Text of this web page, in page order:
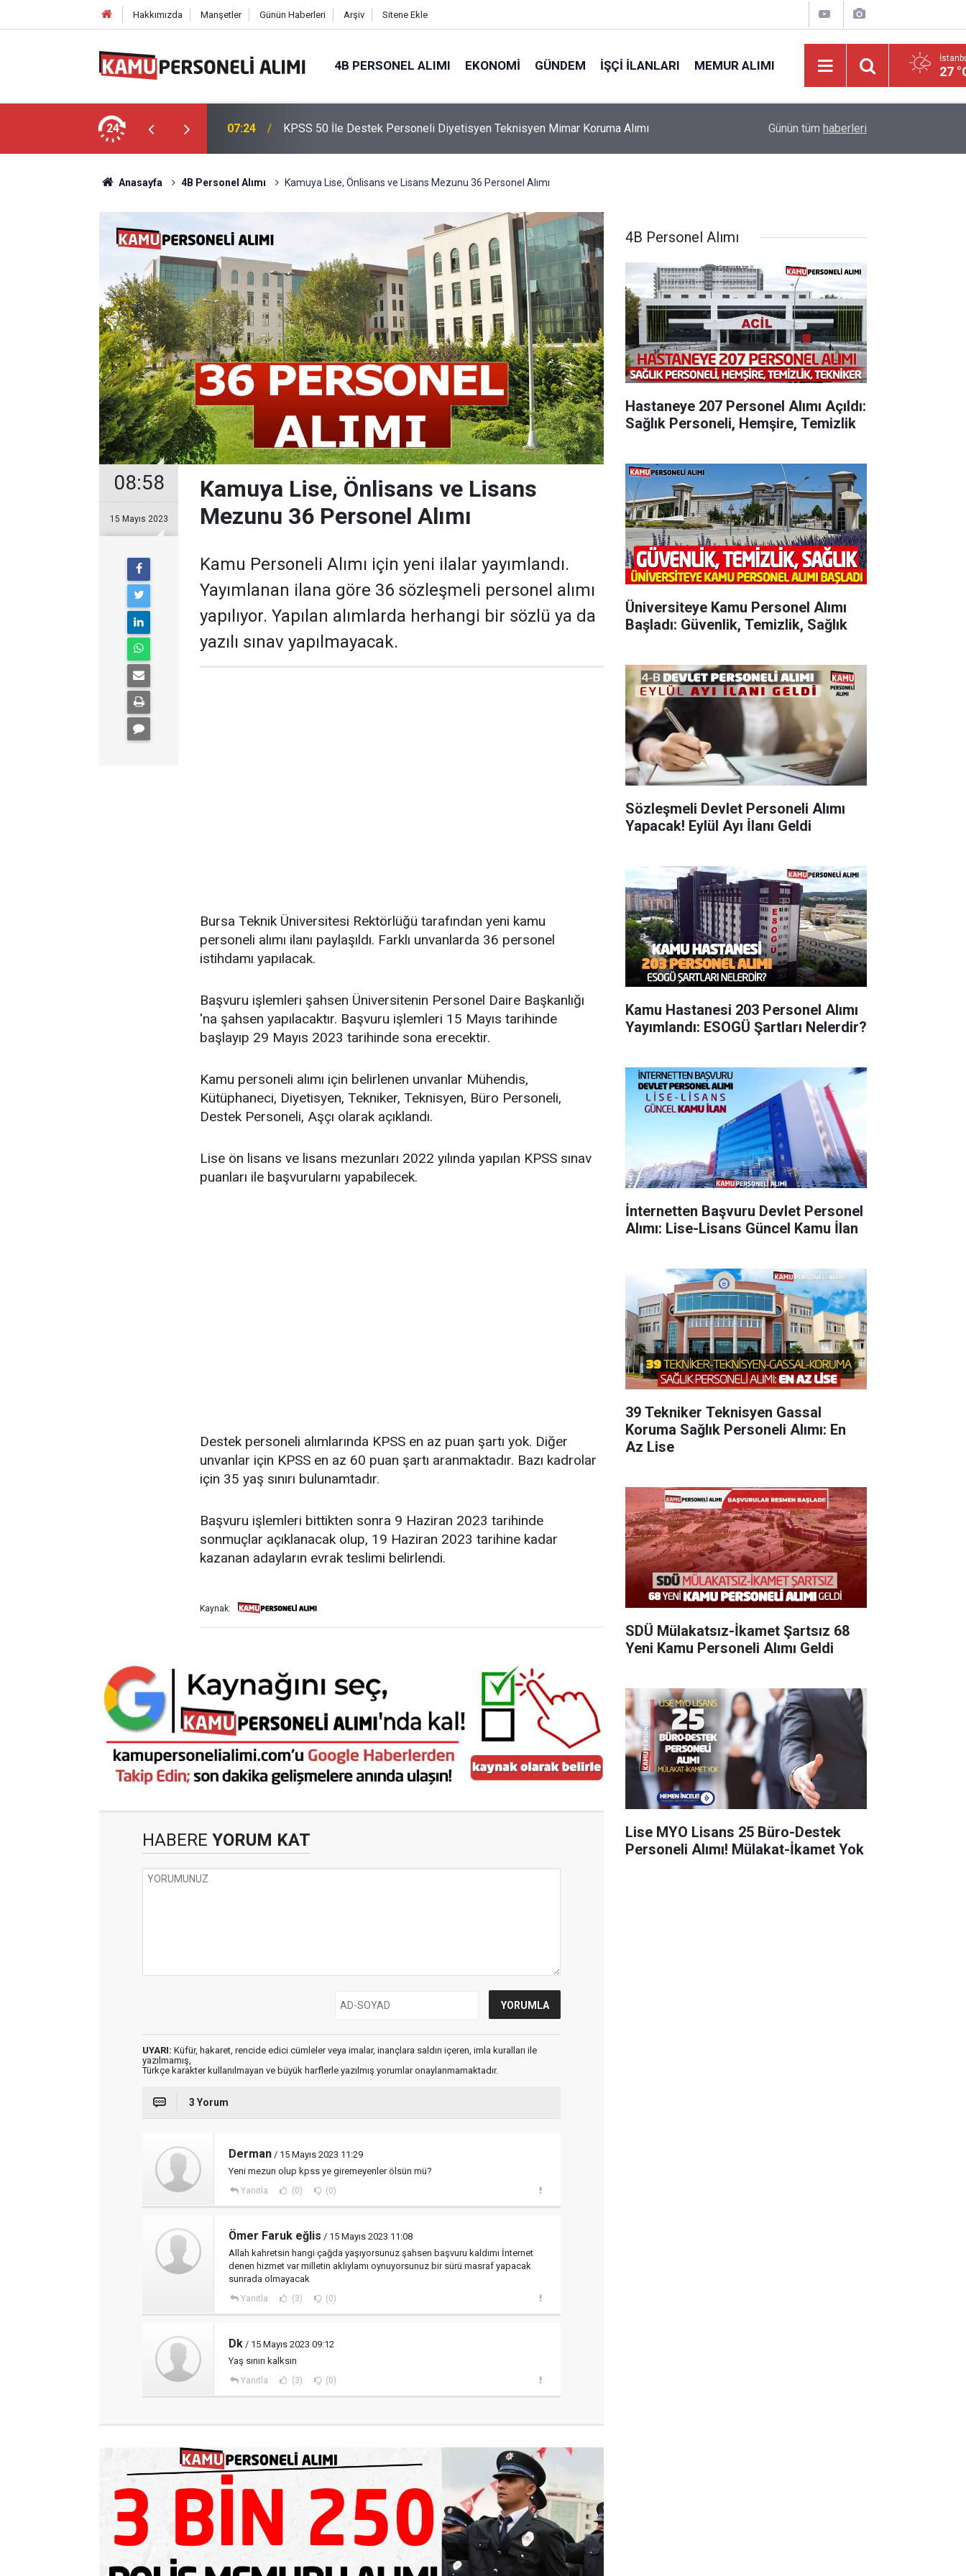
Hakkımızda Manşetler Günün Haberleri Arşiv Sitene Ekle
4B PERSONEL ALIMI EKONOMI GÜNDEM İŞÇI İLANLARI MEMUR ALIMI 27
24
Bin 250 Polis Memuru Adayı Alınacak! 07:24 KPSS 50 İle Destek Personeli Diyetisyen Teknisyen Mimar Koruma Alımı MSB 2026-2 Askeri Personel Alımı: En Az
Günün tüm haberleri
Anasayfa 4B Personel Alımı Kamuya Lise, Önlisans ve Lisans Mezunu 36 Personel Alımı
08:58
15 Mayıs 2023
Kamuya Lise, Önlisans ve Lisans
Mezunu 36 Personel Alımı
Kamu Personeli Alımı için yeni ilalar yayımlandı.
Yayımlanan ilana göre 36 sözleşmeli personel alımı
yapılıyor. Yapılan alımlarda herhangi bir sözlü ya da
yazılı sınav yapılmayacak.
Bursa Teknik Üniversitesi Rektörlüğü tarafından yeni kamu
personeli alımı ilanı paylaşıldı. Farklı unvanlarda 36 personel
istihdamı yapılacak.
Başvuru işlemleri şahsen Üniversitenin Personel Daire Başkanlığı
'na şahsen yapılacaktır. Başvuru işlemleri 15 Mayıs tarihinde
başlayıp 29 Mayıs 2023 tarihinde sona erecektir.
Kamu personeli alımı için belirlenen unvanlar Mühendis,
Kütüphaneci, Diyetisyen, Tekniker, Teknisyen, Büro Personeli,
Destek Personeli, Aşçı olarak açıklandı.
Lise ön lisans ve lisans mezunları 2022 yılında yapılan KPSS sınav
puanları ile başvurularnı yapabilecek.
Destek personeli alımlarında KPSS en az puan şartı yok. Diğer
unvanlar için KPSS en az 60 puan şartı aranmaktadır. Bazı kadrolar
için 35 yaş sınırı bulunamtadır.
Başvuru işlemleri bittikten sonra 9 Haziran 2023 tarihinde
sonmuçlar açıklanacak olup, 19 Haziran 2023 tarihine kadar
kazanan adayların evrak teslimi belirlendi.
Kaynak:
HABERE YORUM KAT
UYARI: Küfür, hakaret, rencide edici cümleler veya imalar, inançlara saldırı içeren, imla kuralları ile
yazılmamış,
Türkçe karakter kullanılmayan ve büyük harflerle yazılmış yorumlar onaylanmamaktadır.
3 Yorum
Derman / 15 Mayıs 2023 11:29
Yeni mezun olup kpss ye giremeyenler ölsün mü?
Yanıtla (0) (0)
Ömer Faruk eğlis / 15 Mayıs 2023 11:08
Allah kahretsin hangi çağda yaşıyorsunuz şahsen başvuru kaldımı İnternet
denen hizmet var milletin aklıylamı oynuyorsunuz bir sürü masraf yapacak
sunrada olmayacak
Yanıtla (3) (0)
Dk / 15 Mayıs 2023 09:12
Yaş sınırı kalksın
Yanıtla (3) (0)
4B Personel Alımı
Hastaneye 207 Personel Alımı Açıldı:
Sağlık Personeli, Hemşire, Temizlik
Üniversiteye Kamu Personel Alımı
Başladı: Güvenlik, Temizlik, Sağlık
Sözleşmeli Devlet Personeli Alımı
Yapacak! Eylül Ayı İlanı Geldi
Kamu Hastanesi 203 Personel Alımı
Yayımlandı: ESOGÜ Şartları Nelerdir?
İnternetten Başvuru Devlet Personel
Alımı: Lise-Lisans Güncel Kamu İlan
39 Tekniker Teknisyen Gassal
Koruma Sağlık Personeli Alımı: En
Az Lise
SDÜ Mülakatsız-İkamet Şartsız 68
Yeni Kamu Personeli Alımı Geldi
Lise MYO Lisans 25 Büro-Destek
Personeli Alımı! Mülakat-İkamet Yok